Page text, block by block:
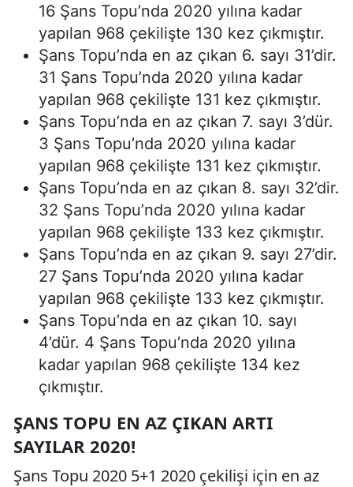
16 Şans Topu’nda 2020 yılına kadar
yapılan 968 çekilişte 130 kez çıkmıştır.
Şans Topu’nda en az çıkan 6. sayı 31’dir.
31 Şans Topu’nda 2020 yılına kadar
yapılan 968 çekilişte 131 kez çıkmıştır.
Şans Topu’nda en az çıkan 7. sayı 3’dür.
3 Şans Topu’nda 2020 yılına kadar
yapılan 968 çekilişte 131 kez çıkmıştır.
Şans Topu’nda en az çıkan 8. sayı 32’dir.
32 Şans Topu’nda 2020 yılına kadar
yapılan 968 çekilişte 133 kez çıkmıştır.
Şans Topu’nda en az çıkan 9. sayı 27’dir.
27 Şans Topu’nda 2020 yılına kadar
yapılan 968 çekilişte 133 kez çıkmıştır.
Şans Topu’nda en az çıkan 10. sayı
4’dür. 4 Şans Topu’nda 2020 yılına
kadar yapılan 968 çekilişte 134 kez
çıkmıştır.
ŞANS TOPU EN AZ ÇIKAN ARTI
SAYILAR 2020!
Şans Topu 2020 5+1 2020 çekilişi için en az